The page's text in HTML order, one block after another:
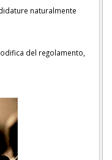
naturalmente
del regolamento,